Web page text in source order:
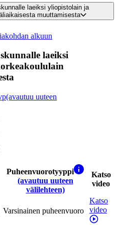
laeiksi yliopistolain ja
muuttamisesta
alkuun
laeiksi
(avautuu uuteen
Puheenvuorotyyppi
(avautuu uuteen
välilehteen)
Katso
video
Varsinainen puheenvuoro
Katso
video